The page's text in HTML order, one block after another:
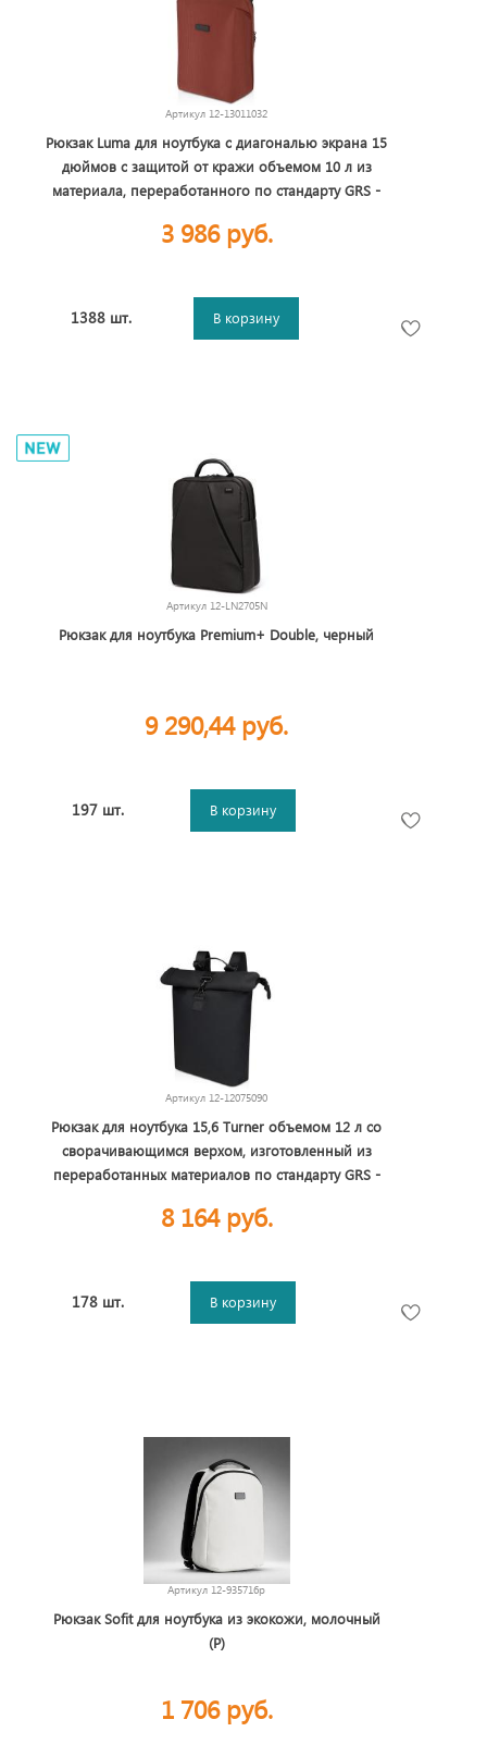
Артикул 12-13011032
Рюкзак Luma для ноутбука с диагональю экрана 15
дюймов с защитой от кражи объемом 10 л из
материала, переработанного по стандарту GRS -
3 986 руб.
1388 шт. В корзину
Артикул 12-LN2705N
Рюкзак для ноутбука Premium+ Double, черный
9 290,44 руб.
197 шт. В корзину
Артикул 12-12075090
Рюкзак для ноутбука 15,6 Turner объемом 12 л со
сворачивающимся верхом, изготовленный из
переработанных материалов по стандарту GRS -
8 164 руб.
178 шт. В корзину
Артикул 12-935716p
Рюкзак Sofit для ноутбука из экокожи, молочный
(Р)
1 706 руб.